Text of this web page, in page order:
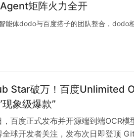
矩阵火力全开
能体dodo与百度搭子的团队整合，dodo
Star破万！百度Unlimited
象级爆款”
，百度正式发布并开源端到端OCR
全球开发者关注，发布次日即登顶